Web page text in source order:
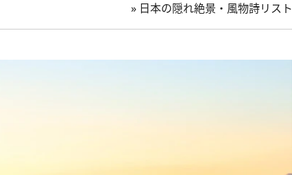
» 日本の隠れ絶景・風物詩リスト